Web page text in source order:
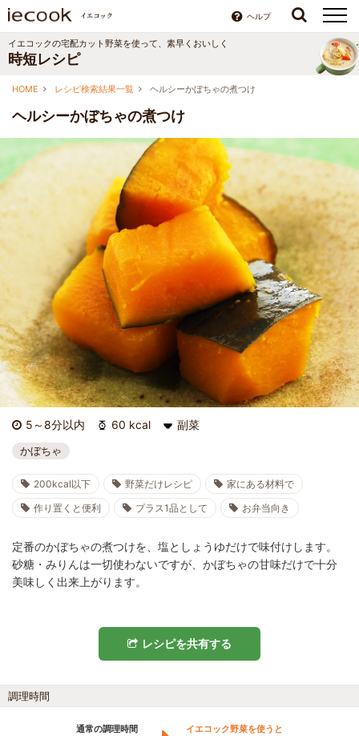
ヘルプ
イエコックの宅配カット野菜を使って、素早くおいしく
時短レシピ
HOME レシピ検索結果一覧 ヘルシーかぼちゃの煮つけ
ヘルシーかぼちゃの煮つけ
5～8分以内 60 kcal 副菜
かぼちゃ
200kcal以下 野菜だけレシピ
家にある材料で
作り置くと便利
プラス1品として お弁当向き
定番のかぼちゃの煮つけを、塩としょうゆだけで味付けします。
砂糖・みりんは一切使わないですが、かぼちゃの甘味だけで十分
美味しく出来上がります。
レシピを共有する
調理時間
通常の調理時間 イエコック野菜を使うと